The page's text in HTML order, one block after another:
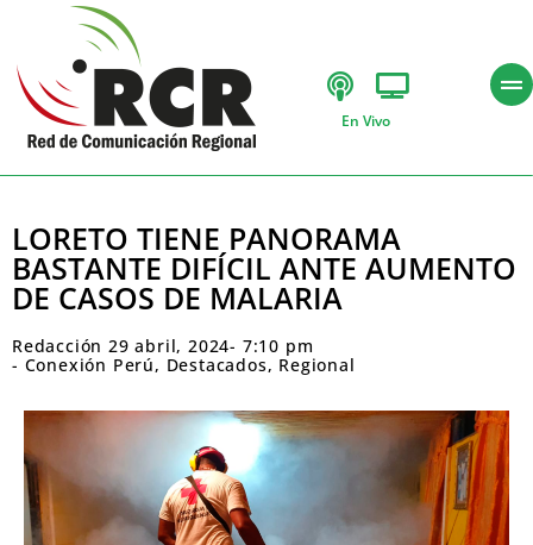
En Vivo
LORETO TIENE PANORAMA
BASTANTE DIFÍCIL ANTE AUMENTO
DE CASOS DE MALARIA
Redacción 29 abril, 2024- 7:10 pm
- Conexión Perú, Destacados, Regional